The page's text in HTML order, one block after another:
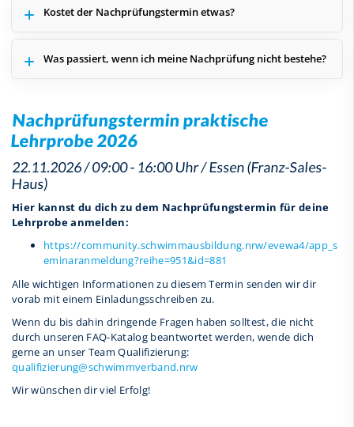
Kostet der Nachprüfungstermin etwas?
Was passiert, wenn ich meine Nachprüfung nicht bestehe?
Nachprüfungstermin praktische
Lehrprobe 2026
22.11.2026 / 09:00 - 16:00 Uhr / Essen (Franz-Sales-
Haus)
Hier kannst du dich zu dem Nachprüfungstermin für deine
Lehrprobe anmelden:
https://community.schwimmausbildung.nrw/evewa4/app_s
eminaranmeldung?reihe=951&id=881
Alle wichtigen Informationen zu diesem Termin senden wir dir
vorab mit einem Einladungsschreiben zu.
Wenn du bis dahin dringende Fragen haben solltest, die nicht
durch unseren FAQ-Katalog beantwortet werden, wende dich
gerne an unser Team Qualifizierung:
qualifizierung@schwimmverband.nrw
Wir wünschen dir viel Erfolg!